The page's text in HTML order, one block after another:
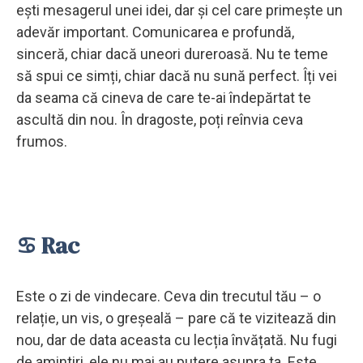
ești mesagerul unei idei, dar și cel care primește un
adevăr important. Comunicarea e profundă,
sinceră, chiar dacă uneori dureroasă. Nu te teme
să spui ce simți, chiar dacă nu sună perfect. Îți vei
da seama că cineva de care te-ai îndepărtat te
ascultă din nou. În dragoste, poți reînvia ceva
frumos.
♋ Rac
Este o zi de vindecare. Ceva din trecutul tău – o
relație, un vis, o greșeală – pare că te vizitează din
nou, dar de data aceasta cu lecția învățată. Nu fugi